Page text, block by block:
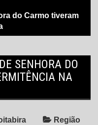
do Carmo tiveram
SENHORA DO
NA
Região